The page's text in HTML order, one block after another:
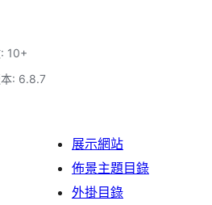
10+
: 6.8.7
展示網站
佈景主題目錄
外掛目錄